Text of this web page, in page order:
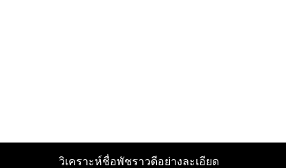
วิเคราะห์ชื่อพัชราวดีอย่างละเอียด